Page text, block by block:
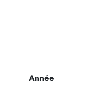
Année